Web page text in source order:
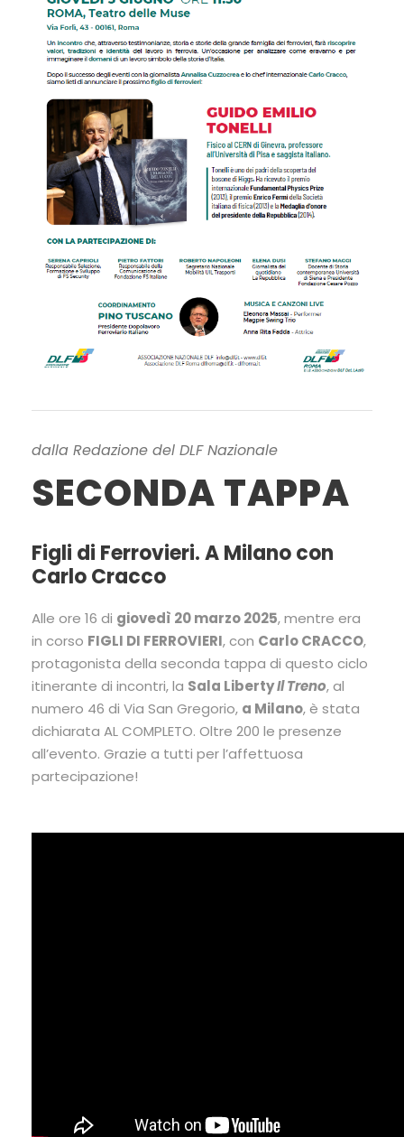
dalla Redazione del DLF Nazionale
SECONDA TAPPA
Figli di Ferrovieri. A Milano con
Carlo Cracco
Alle ore 16 di giovedì 20 marzo 2025, mentre era
in corso FIGLI DI FERROVIERI, con Carlo CRACCO,
protagonista della seconda tappa di questo ciclo
itinerante di incontri, la Sala LibertyIl Treno, al
numero 46 di Via San Gregorio, a Milano, è stata
dichiarata AL COMPLETO. Oltre 200 le presenze
all’evento. Grazie a tutti per l’affettuosa
partecipazione!